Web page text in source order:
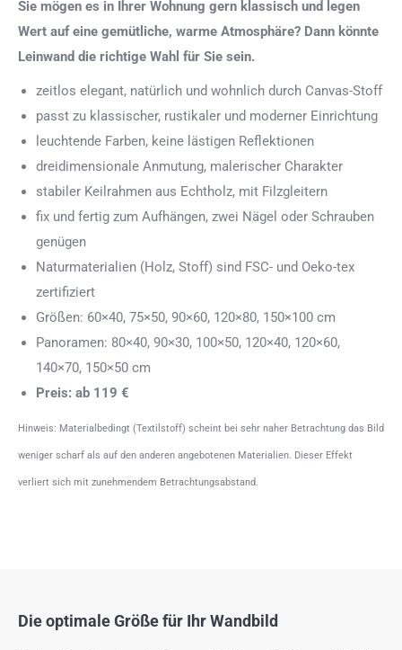
Sie mögen es in Ihrer Wohnung gern klassisch und legen
Wert auf eine gemütliche, warme Atmosphäre? Dann könnte
Leinwand die richtige Wahl für Sie sein.
zeitlos elegant, natürlich und wohnlich durch Canvas-Stoff
passt zu klassischer, rustikaler und moderner Einrichtung
leuchtende Farben, keine lästigen Reflektionen
dreidimensionale Anmutung, malerischer Charakter
stabiler Keilrahmen aus Echtholz, mit Filzgleitern
fix und fertig zum Aufhängen, zwei Nägel oder Schrauben
genügen
Naturmaterialien (Holz, Stoff) sind FSC- und Oeko-tex
zertifiziert
Größen: 60×40, 75×50, 90×60, 120×80, 150×100 cm
Panoramen: 80×40, 90×30, 100×50, 120×40, 120×60,
140×70, 150×50 cm
Preis: ab 119 €
Hinweis: Materialbedingt (Textilstoff) scheint bei sehr naher Betrachtung das Bild
weniger scharf als auf den anderen angebotenen Materialien. Dieser Effekt
verliert sich mit zunehmendem Betrachtungsabstand.
Die optimale Größe für Ihr Wandbild